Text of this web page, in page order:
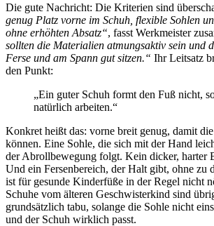
Die gute Nachricht: Die Kriterien sind
genug Platz vorne im Schuh, flexible Sohlen
ohne erhöhten Absatz“, fasst Werkmeister
sollten die Materialien atmungsaktiv sein und
Ferse und am Spann gut sitzen.“ Ihr Leitsatz
den Punkt:
„Ein guter Schuh formt den Fuß nicht,
natürlich arbeiten.“
Konkret heißt das: vorne breit genug, damit
können. Eine Sohle, die sich mit der Hand
der Abrollbewegung folgt. Kein dicker, harter
Und ein Fersenbereich, der Halt gibt, ohne zu
ist für gesunde Kinderfüße in der Regel nicht
Schuhe vom älteren Geschwisterkind sind
grundsätzlich tabu, solange die Sohle nicht
und der Schuh wirklich passt.